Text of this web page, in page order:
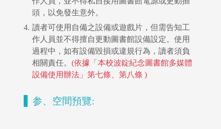
頭，以免發生意外。
讀者可使用自備之設備或遊戲片，但需告知工
作人員並不得擅自更動圖書館設備設定。使用
過程中，如有設備毀損或違規行為，讀者須負
相關責任。 (依據「本校波錠紀念圖書館多媒體
設備使用辦法」第七條、第八條 )
参、空間預覽: